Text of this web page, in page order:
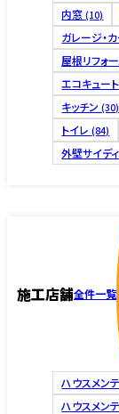
内窓(10)
ガレージ・
屋根リフォ
エコキュー
キッチン(30)
トイレ(84)
外壁サイデ
施工店舗全件一覧
ハウスメン
ハウスメン